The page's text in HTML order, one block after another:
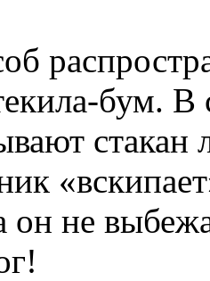
бум. В
стакан
он не